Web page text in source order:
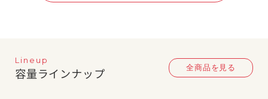
Lineup
容量ラインナップ 全商品を見る